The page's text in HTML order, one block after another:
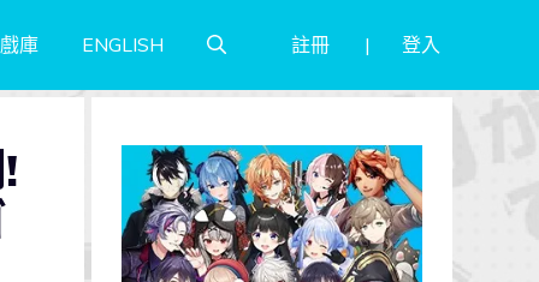
庫 ENGLISH 註冊 登入